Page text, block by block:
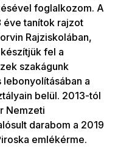
foglalkozom. A
éve tanítok rajzot
Rajziskolában,
fel a
szakágunk
a
belül. 2013-tól
Nemzeti
darabom a 2019
emlékérme.